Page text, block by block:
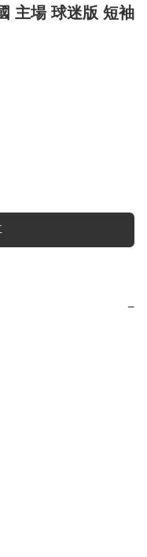
主場 球迷版 短袖
−